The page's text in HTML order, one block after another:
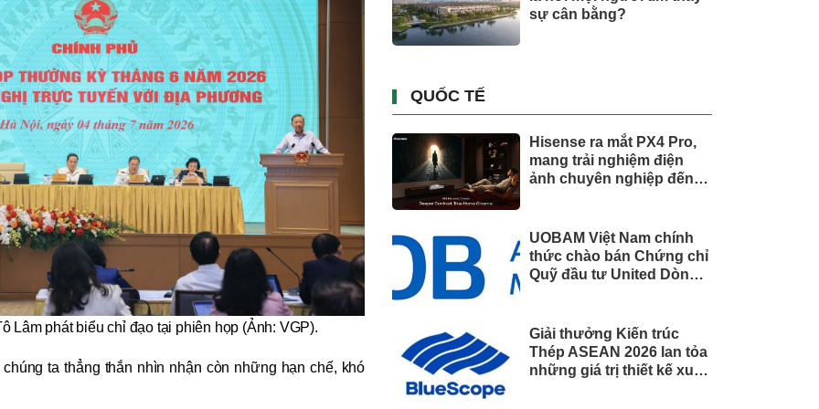
Lâm phát biểu chỉ đạo tại phiên họp (Ảnh: VGP).
ta thẳng thắn nhìn nhận còn những hạn chế, khó
sự cân bằng?
QUỐC TẾ
Hisense ra mắt PX4 Pro,
mang trải nghiệm điện
ảnh chuyên nghiệp đến
UOBAM Việt Nam chính
thức chào bán Chứng chỉ
Quỹ đầu tư United Dòng
Giải thưởng Kiến trúc
Thép ASEAN 2026 lan tỏa
những giá trị thiết kế xuất